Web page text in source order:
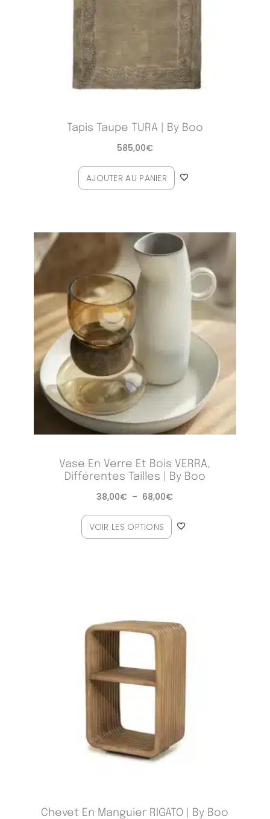
Tapis Taupe TURA | By Boo
585,00€
AJOUTER AU PANIER
Vase En Verre Et Bois VERRA,
Différentes Tailles | By Boo
38,00€ – 68,00€
VOIR LES OPTIONS
Chevet En Manguier RIGATO | By Boo